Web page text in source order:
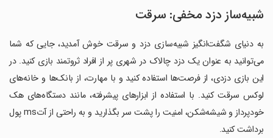
شبیه‌ساز دزد مخفی: سرقت
به دنیای شگفت‌انگیز شبیه‌سازی دزد و سرقت خوش آمدید، جایی که شما
می‌توانید به عنوان یک دزد چالاک در شهری پر از افراد ثروتمند بازی کنید. در
این بازی دزدی، از فرصت‌ها استفاده کنید و با مهارت، از بانک‌ها و خانه‌های
لوکس سرقت کنید. با استفاده از ابزارهای پیشرفته، مانند دستگاه‌های هک
خودپرداز و شیشه‌شکن، امنیت را پشت سر بگذارید و به راحتی از آتms پول
برداشت کنید.